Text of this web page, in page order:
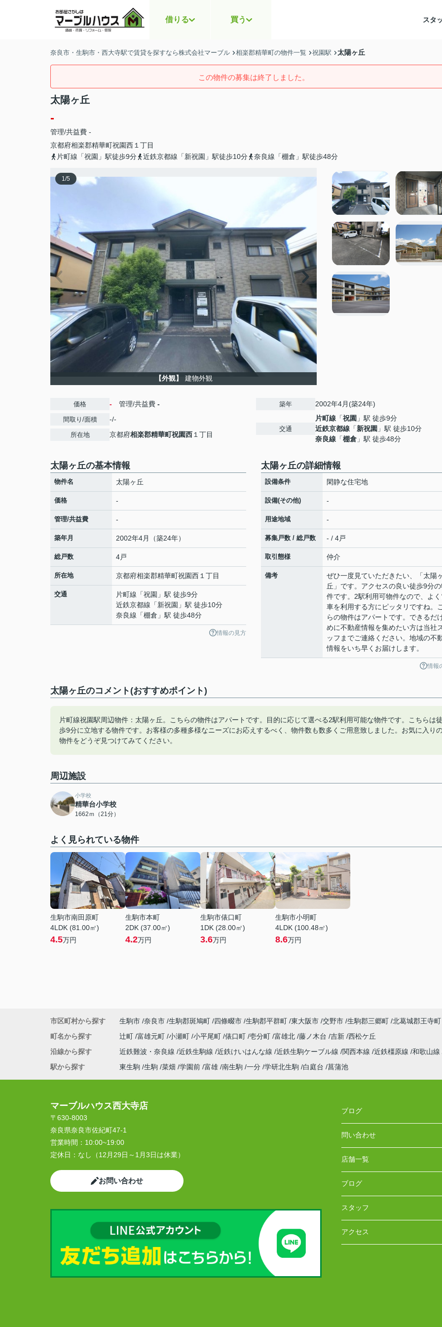
借りる 買う スタ
奈良市・生駒市・西大寺駅で賃貸を探すなら株式会社マーブル 相楽郡精華町の物件一覧 祝園駅 太陽ヶ丘
この物件の募集は終了しました。
太陽ヶ丘
-
管理/共益費 -
京都府相楽郡精華町祝園西 １丁目
片町線「祝園」駅徒歩9分
近鉄京都線「新祝園」駅徒歩10分 奈良線「棚倉」駅徒歩48分
1/5
【外観】 建物外観
価格 - 管理/共益費 -
間取り/面積 -/-
所在地 京都府相楽郡精華町祝園西 １丁目
築年 2002年4月(築24年)
交通
片町線 「祝園 」駅 徒歩9分
近鉄京都線 「新祝園 」駅 徒歩10分
奈良線 「棚倉 」駅 徒歩48分
太陽ヶ丘の基本情報
物件名 太陽ヶ丘
価格 -
管理/共益費 -
築年月 2002年4月（築24年）
総戸数 4戸
所在地 京都府相楽郡精華町祝園西 １丁目
交通 片町線 「祝園 」駅 徒歩9分
近鉄京都線 「新祝園 」駅 徒歩10分
奈良線 「棚倉 」駅 徒歩48分
情報の見方
太陽ヶ丘の詳細情報
設備条件 閑静な住宅地
設備(その他) -
用途地域 -
募集戸数 / 総戸数 - / 4戸
取引態様 仲介
備考
ぜひ一度見ていただきたい、「太陽
丘」です。アクセスの良い徒歩9分の
件です。2駅利用可物件なので、よ
車を利用する方にピッタリですね。
らの物件はアパートです。できるだ
めに不動産情報を集めたい方は当社
ッフまでご連絡ください。地域の不
情報をいち早くお届けします。
情報
太陽ヶ丘のコメント(おすすめポイント)
片町線祝園駅周辺物件：太陽ヶ丘。こちらの物件はアパートです。目的に応じて選べる2駅利用可能な物件です。こちらは徒
歩9分に立地する物件です。お客様の多種多様なニーズにお応えするべく、物件数も数多くご用意致しました。お気に入り
物件をどうぞ見つけてみてください。
周辺施設
小学校
精華台小学校
1662ｍ（21分）
よく見られている物件
生駒市南田原町
4LDK (81.00㎡)
4.5万円
生駒市本町
2DK (37.00㎡)
4.2万円
生駒市俵口町
1DK (28.00㎡)
3.6万円
生駒市小明町
4LDK (100.48㎡)
8.6万円
市区町村から探す 生駒市 奈良市 生駒郡斑鳩町 四條畷市 生駒郡平群町 東大阪市 交野市 生駒郡三郷町 北葛城郡王寺町
町名から探す
辻町 富雄元町 小瀬町 小平尾町 俵口町 壱分町 富雄北 藤ノ木台 吉新 西松ケ丘
沿線から探す
近鉄難波・奈良線 近鉄生駒線 近鉄けいはんな線 近鉄生駒ケーブル線 関西本線 近鉄橿原線 和歌山線
駅から探す
東生駒 生駒 菜畑 学園前 富雄 南生駒 一分 学研北生駒 白庭台 菖蒲池
マーブルハウス西大寺店
〒630-8003
奈良県奈良市佐紀町47-1
営業時間： 10:00~19:00
定休日： なし（12月29日～1月3日は休業）
お問い合わせ
ブログ
問い合わせ
店舗一覧
ブログ
スタッフ
アクセス